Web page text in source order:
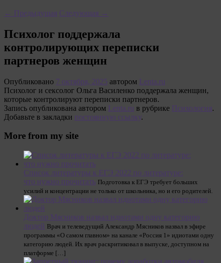
← Предыдущая Следующая →
Психолог поддержала
контролирующих переписки
партнеров женщин
Опубликовано 7 октября, 2025 автором Lenta.ru
Психолог и сексолог Ольга Василенко поддержала женщин,
которые контролируют переписки партнеров.
Запись опубликована автором Lenta.ru в рубрике Психология.
Добавьте в закладки постоянную ссылку.
More from my site
Список литературы к ЕГЭ 2022 по литературе:
что нужно прочитать Подготовка к ЕГЭ требует больших
усилий и концентрации не только от школьника, но и его родителей.
Доктор Мясников назвал идиотами одну категорию
людей Врач и телеведущий Александр Мясников назвал в эфире
программы «О самом главном» на канале «Россия 1» идиотами одну
категорию людей. Их врач раскритиковал в выпуске, доступном на
платформе […]